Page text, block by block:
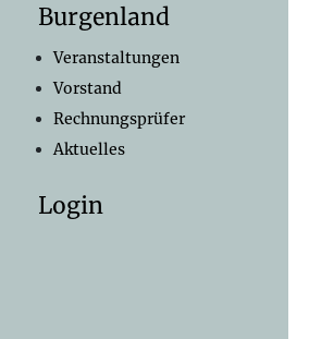
Burgenland
Veranstaltungen
Vorstand
Rechnungsprüfer
Aktuelles
Login